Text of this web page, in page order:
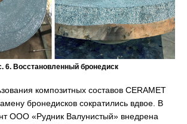
6. Восстановленный бронедиск
композитных составов CERAMET
бронедисков сократились вдвое. В
ООО «Рудник Валунистый» внедрена